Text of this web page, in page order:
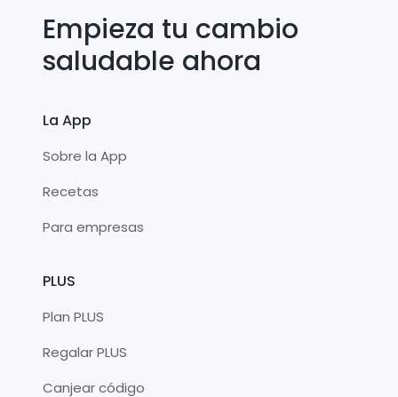
Empieza tu cambio
saludable ahora
La App
Sobre la App
Recetas
Para empresas
PLUS
Plan PLUS
Regalar PLUS
Canjear código